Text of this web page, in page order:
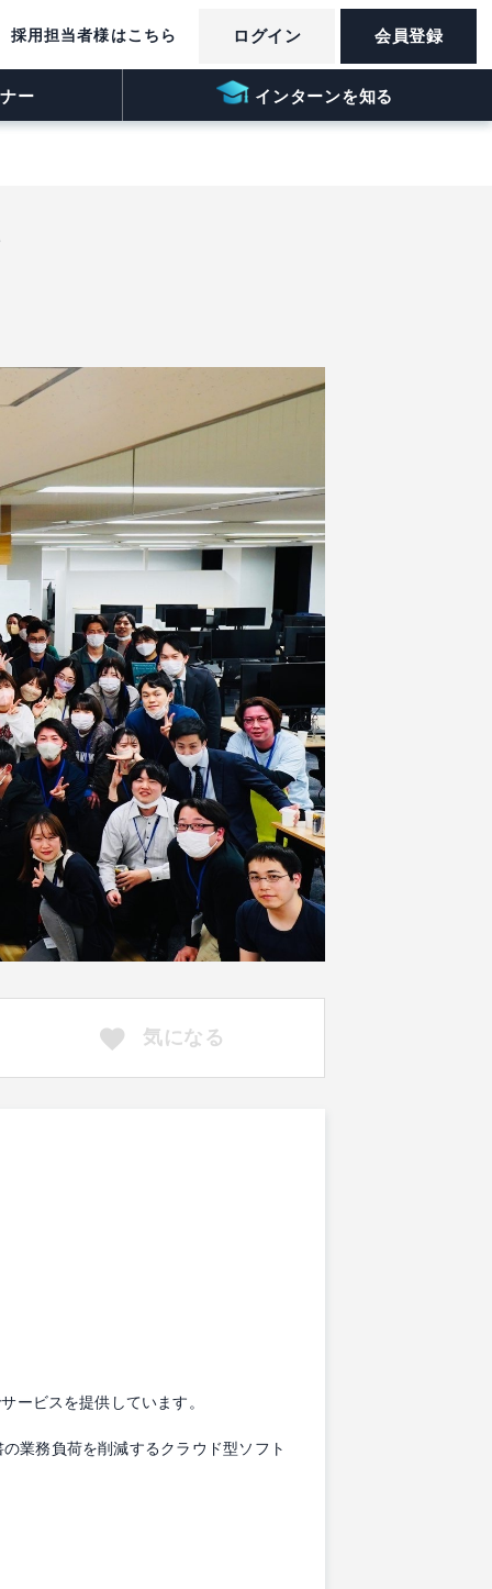
ー インターンを知る
採用担当者様はこちら ログイン 会員登録
気になる
ービスを提供しています。
業務負荷を削減するクラウド型ソフト